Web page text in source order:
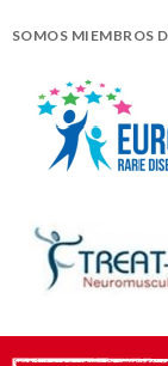
SOMOS MIEMBROS